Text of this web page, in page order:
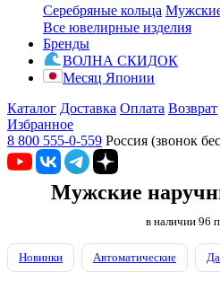
Серебряные кольца
Все ювелирные изделия
Бренды
ВОЛНА СКИДОК
Месяц Японии
Каталог Доставка Оплата Возврат
Избранное
8 800 555-0-559 Россия (звонок
Мужские
в наличии 96
Новинки Автоматические